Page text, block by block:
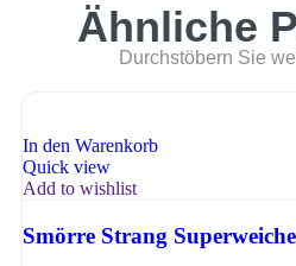
Ähnliche
Durchstöbern Sie
In den Warenkorb
Quick view
Add to wishlist
Smörre Strang Superweiche